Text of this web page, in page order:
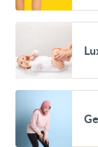
pendant
croissance
congénitale
de
la
Voir
Genou
douloureux